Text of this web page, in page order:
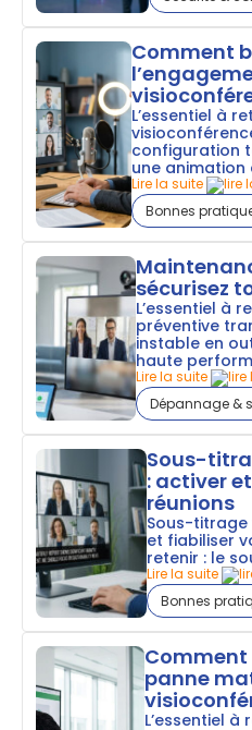
Comment
L’essentiel à
configuration
une animation
Lire la suite
Bonnes
sécurisez
L’essentiel à
préventive
instable en
haute
Lire la suite
Dépannage &
Sous-
: activer
réunions
Sous-titrage
et fiabiliser
retenir : le
Lire la suite
Bonnes
Comment
panne
L’essentiel à